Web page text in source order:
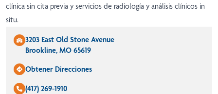
clínica sin cita previa y servicios de radiología y análisis clínicos in
situ.
3203 East Old Stone Avenue
Brookline, MO 65619
Obtener Direcciones
(417) 269-1910